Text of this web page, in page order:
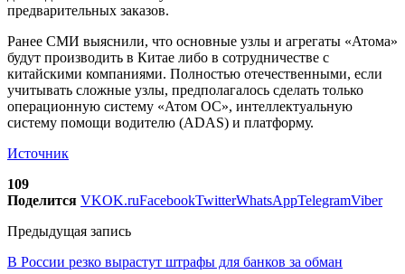
предварительных заказов.
Ранее СМИ выяснили, что основные узлы и агрегаты «Атома»
будут производить в Китае либо в сотрудничестве с
китайскими компаниями. Полностью отечественными, если
учитывать сложные узлы, предполагалось сделать только
операционную систему «Атом ОС», интеллектуальную
систему помощи водителю (ADAS) и платформу.
Источник
109
Поделится VKOK.ruFacebookTwitterWhatsAppTelegramViber
Предыдущая запись
В России резко вырастут штрафы для банков за обман